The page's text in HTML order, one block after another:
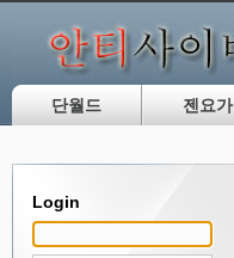
단월드 젠요가
Login